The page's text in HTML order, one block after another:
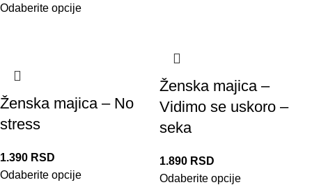
Odaberite opcije
Ženska majica – No
stress
1.390 RSD
Odaberite opcije
Ženska majica –
Vidimo se uskoro –
seka
1.890 RSD
Odaberite opcije